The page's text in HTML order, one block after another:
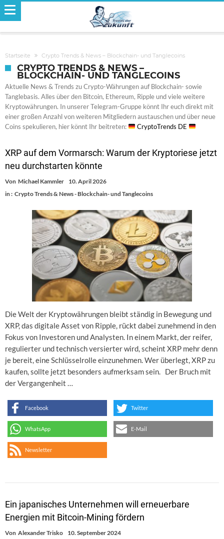
Startseite Crypto Trends & News – Blockchain- und Tanglecoins
CRYPTO TRENDS & NEWS –
BLOCKCHAIN- UND TANGLECOINS
Aktuelle News & Trends zu Crypto-Währungen auf Blockchain- sowie
Tanglebasis. Alles über den Bitcoin, Ethereum, Ripple und viele weitere
Kryptowährungen. In unserer Telegram-Gruppe könnt Ihr euch direkt mit
einer großen Anzahl von weiteren Mitgliedern austauschen und über neue
Coins spekulieren, hier könnt Ihr beitreten:
CryptoTrends DE
XRP auf dem Vormarsch: Warum der Kryptoriese jetzt
neu durchstarten könnte
Von Michael Kammler
10. April 2026
in : Crypto Trends & News - Blockchain- und Tanglecoins
Die Welt der Kryptowährungen bleibt ständig in Bewegung und
XRP, das digitale Asset von Ripple, rückt dabei zunehmend in den
Fokus von Investoren und Analysten. In einem Markt, der reifer,
regulierter und technisch versierter wird, scheint XRP mehr denn
je bereit, eine Schlüsselrolle einzunehmen. Wer überlegt, XRP zu
kaufen, sollte jetzt besonders aufmerksam sein. Der Bruch mit
der Vergangenheit …
Facebook Twitter
WhatsApp E-Mail
Newsletter
Ein japanisches Unternehmen will erneuerbare
Energien mit Bitcoin-Mining fördern
Von Alexander Trisko
10. September 2024